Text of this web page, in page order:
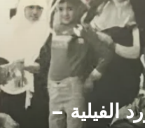
الفيلية –